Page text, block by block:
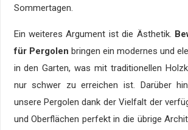
Sommertagen.
Ein weiteres Argument ist die Ästhetik.
für Pergolen bringen ein modernes und
in den Garten, was mit traditionellen
nur schwer zu erreichen ist. Darüber
unsere Pergolen dank der Vielfalt der
und Oberflächen perfekt in die übrige